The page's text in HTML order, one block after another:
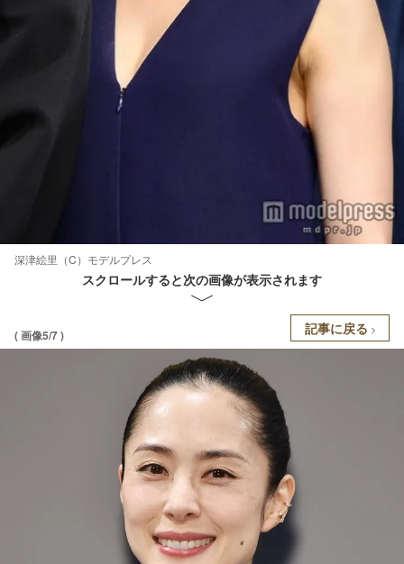
深津絵里（C）モデルプレス
スクロールすると次の画像が表示されます
( 画像5/7 ) 記事に戻る